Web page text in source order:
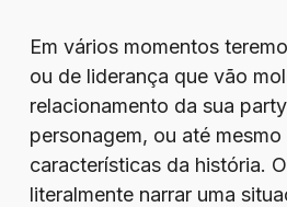
Em vários momentos
ou de liderança que vão
relacionamento da sua
personagem, ou até mesmo
características da história.
literalmente narrar uma